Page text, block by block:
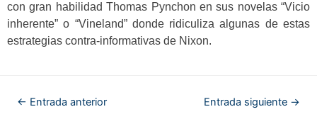
con gran habilidad Thomas Pynchon en sus novelas “Vicio
inherente” o “Vineland” donde ridiculiza algunas de estas
estrategias contra-informativas de Nixon.
← Entrada anterior Entrada siguiente →